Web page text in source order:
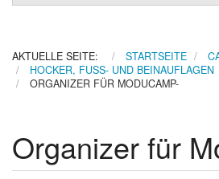
AKTUELLE SEITE: STARTSEITE
HOCKER, FUSS- UND BEINAUFLAGEN
ORGANIZER FÜR MODUCAMP-
Organizer für